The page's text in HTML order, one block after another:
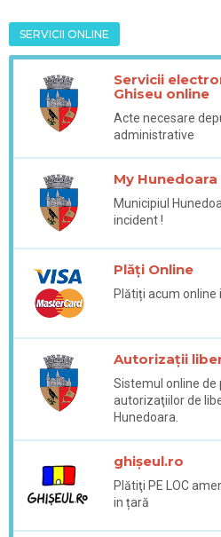
SERVICII ONLINE
Servicii
Ghiseu online
Acte necesare
administrative
My Hunedoara
Municipiul
incident !
Plăți Online
Plătiți acum online
Autorizații
Sistemul online de
autorizaţiilor de
Hunedoara.
ghișeul.ro
Plătiţi PE LOC
in țară